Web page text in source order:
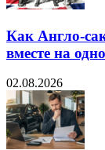
Как Англо-
вместе на
02.08.2026